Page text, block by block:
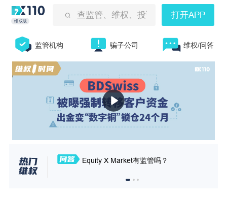
查监管、维权、投诉曝光等打开APP
监管机构 骗子公司 维权/问答
Equity X Market有监管吗？